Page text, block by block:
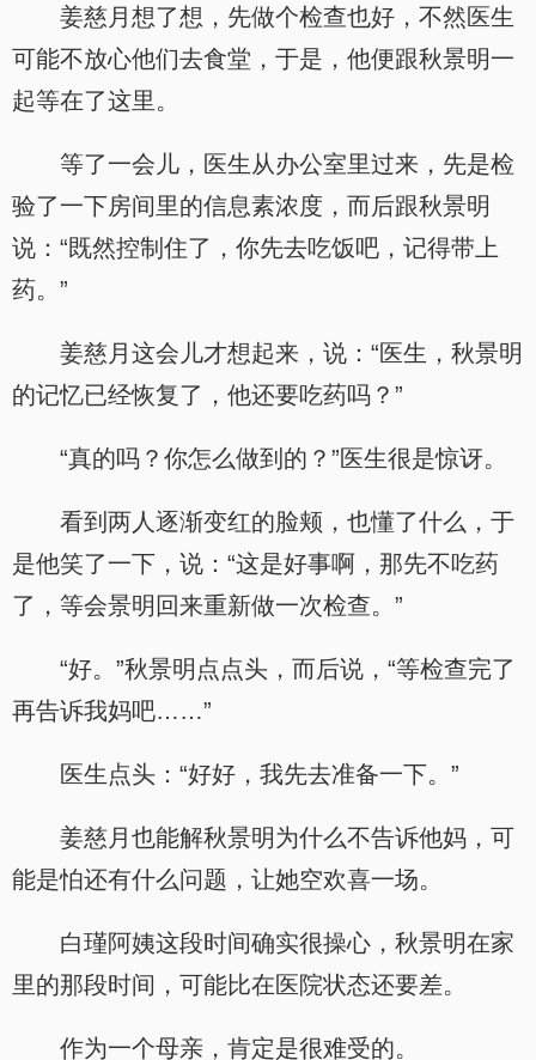
姜慈月想了想，先做个检查也好，不然医生
可能不放心他们去食堂，于是，他便跟秋景明一
起等在了这里。
等了一会儿，医生从办公室里过来，先是检
验了一下房间里的信息素浓度，而后跟秋景明
说：“既然控制住了，你先去吃饭吧，记得带上
药。”
姜慈月这会儿才想起来，说：“医生，秋景明
的记忆已经恢复了，他还要吃药吗？”
“真的吗？你怎么做到的？”医生很是惊讶。
看到两人逐渐变红的脸颊，也懂了什么，于
是他笑了一下，说：“这是好事啊，那先不吃药
了，等会景明回来重新做一次检查。”
“好。”秋景明点点头，而后说，“等检查完了
再告诉我妈吧……”
医生点头：“好好，我先去准备一下。”
姜慈月也能解秋景明为什么不告诉他妈，可
能是怕还有什么问题，让她空欢喜一场。
白瑾阿姨这段时间确实很操心，秋景明在家
里的那段时间，可能比在医院状态还要差。
作为一个母亲，肯定是很难受的。